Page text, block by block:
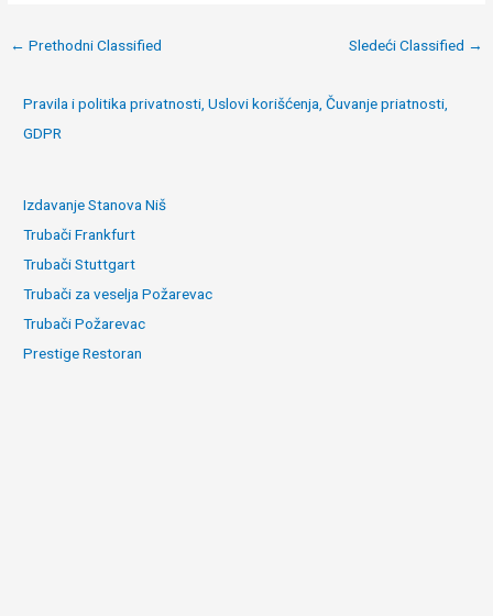
Post
← Prethodni Classified Sledeći Classified →
Pravila i politika privatnosti, Uslovi korišćenja, Čuvanje priatnosti,
GDPR
Izdavanje Stanova Niš
Trubači Frankfurt
Trubači Stuttgart
Trubači za veselja Požarevac
Trubači Požarevac
Prestige Restoran